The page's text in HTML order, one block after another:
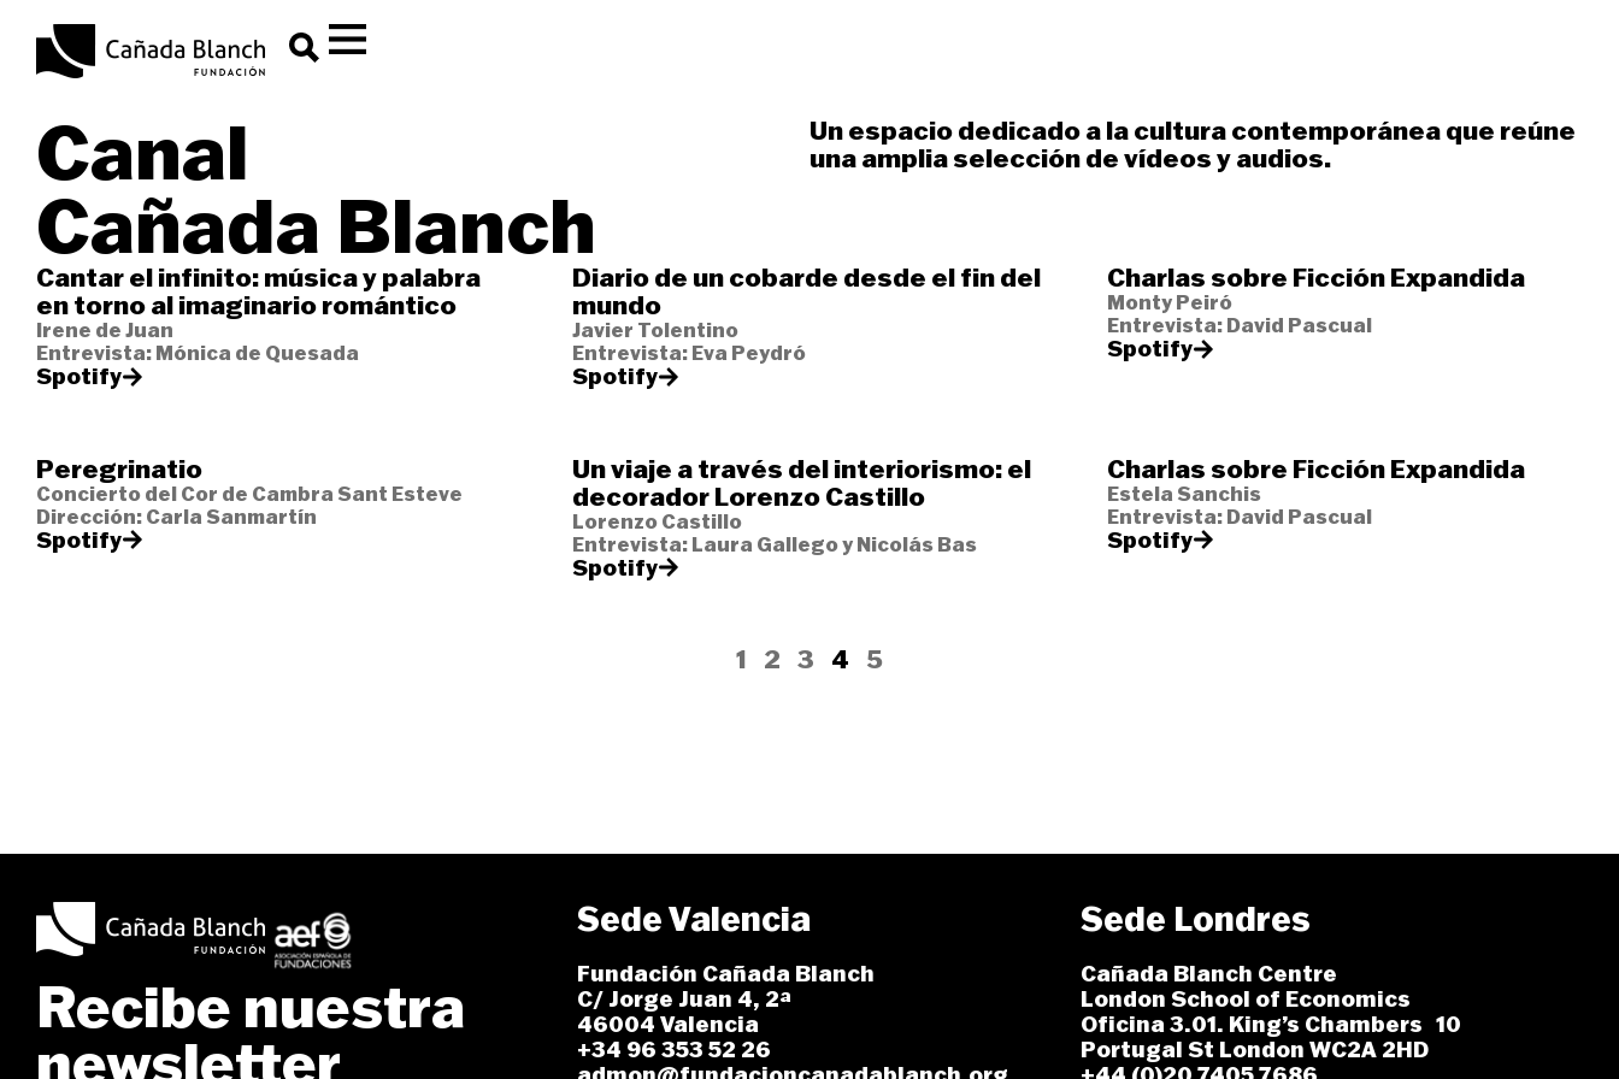
Canal
Cañada Blanch
Un espacio dedicado a la cultura contemporánea que reúne
una amplia selección de vídeos y audios.
Cantar el infinito: música y palabra
en torno al imaginario romántico
Irene de Juan
Entrevista: Mónica de Quesada
Spotify
Diario de un cobarde desde el fin del
mundo
Javier Tolentino
Entrevista: Eva Peydró
Spotify
Charlas sobre Ficción Expandida
Monty Peiró
Entrevista: David Pascual
Spotify
Peregrinatio
Concierto del Cor de Cambra Sant Esteve
Dirección: Carla Sanmartín
Spotify
Un viaje a través del interiorismo: el
decorador Lorenzo Castillo
Lorenzo Castillo
Entrevista: Laura Gallego y Nicolás Bas
Spotify
Charlas sobre Ficción Expandida
Estela Sanchis
Entrevista: David Pascual
Spotify
1 2 3 4 5
Recibe nuestra
newsletter
Sede Valencia
Fundación Cañada Blanch
C/ Jorge Juan 4, 2ª
46004 Valencia
+34 96 353 52 26
Sede Londres
Cañada Blanch Centre
London School of Economics
Oficina 3.01. King’s Chambers 10
Portugal St London WC2A 2HD